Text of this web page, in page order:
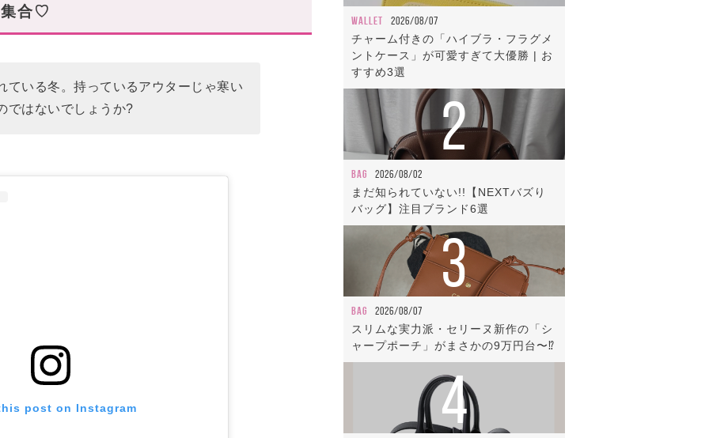
冬コーデに♪
集合♡
ている冬。持っているアウターじゃ寒い
ではないでしょうか?
post on Instagram
WALLET 2026/08/07
チャーム付きの「ハイブラ・フラグメ
ントケース」が可愛すぎて大優勝 | お
すすめ3選
2
BAG 2026/08/02
まだ知られていない!!【NEXTバズり
バッグ】注目ブランド6選
3
BAG 2026/08/07
スリムな実力派・セリーヌ新作の「シ
ャープポーチ」がまさかの9万円台〜⁉
4